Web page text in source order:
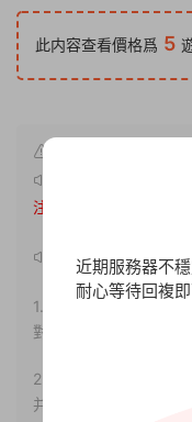
此内容查看價格爲 5
注明出處。
聲明：
1.本站部分内容轉載自
對其真實性負責。
2.若您需要商業運營或
并合法使用。
近期服務器不
耐心等待回複即